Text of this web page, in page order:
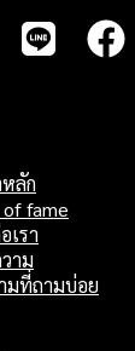
ลัก
of fame
เรา
าม
มที่ถามบ่อย